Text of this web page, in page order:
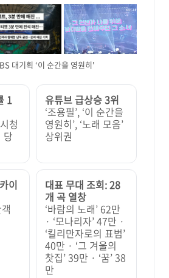
대기획 ‘이 순간을 영원히'
1
청
당
유튜브 급상승 3위
‘조용필’, ‘이 순간을
영원히’, ‘노래 모음’
상위권
이
대표 무대 조회: 28
개 곡 열창
‘바람의 노래’ 62만
· ‘모나리자’ 47만 ·
‘킬리만자로의 표범’
40만 · ‘그 겨울의
찻집’ 39만 · ‘꿈’ 38
만